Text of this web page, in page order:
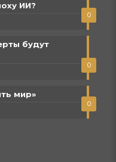
0
ИИ?
0
будут
0
мир»